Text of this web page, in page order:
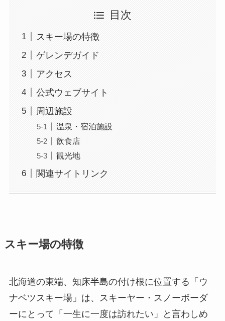
目次
スキー場の特徴
ゲレンデガイド
アクセス
公式ウェブサイト
周辺施設
温泉・宿泊施設
飲食店
観光地
関連サイトリンク
スキー場の特徴
北海道の東端、知床半島の付け根に位置する「ウ
ナベツスキー場」は、スキーヤー・スノーボーダ
ーにとって「一生に一度は訪れたい」と言わしめ